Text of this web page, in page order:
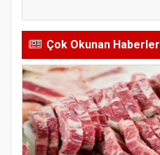
Çok Okunan Haberler